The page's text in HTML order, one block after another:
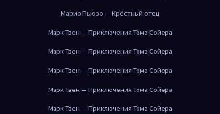
Марио Пьюзо — Крёстный отец
Марк Твен — Приключения Тома Сойера
Марк Твен — Приключения Тома Сойера
Марк Твен — Приключения Тома Сойера
Марк Твен — Приключения Тома Сойера
Марк Твен — Приключения Тома Сойера